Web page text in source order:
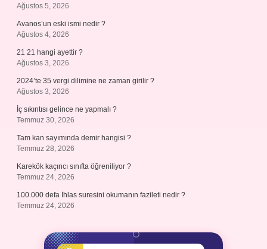
Ağustos 5, 2026
Avanos’un eski ismi nedir ?
Ağustos 4, 2026
21 21 hangi ayettir ?
Ağustos 3, 2026
2024’te 35 vergi dilimine ne zaman girilir ?
Ağustos 3, 2026
İç sıkıntısı gelince ne yapmalı ?
Temmuz 30, 2026
Tam kan sayımında demir hangisi ?
Temmuz 28, 2026
Karekök kaçıncı sınıfta öğreniliyor ?
Temmuz 24, 2026
100.000 defa İhlas suresini okumanın fazileti nedir ?
Temmuz 24, 2026